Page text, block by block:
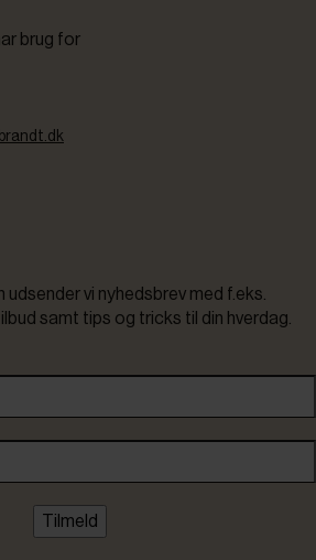
brug for
vi nyhedsbrev med f.eks.
samt tips og tricks til din hverdag.
Tilmeld